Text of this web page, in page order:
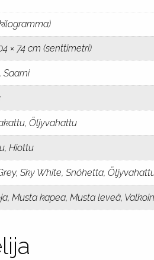
× 74 cm (senttimetri)
Saarni
Öljyvahattu
Hiottu
Sky White, Snöhetta,
Musta kapea, Musta leveä,